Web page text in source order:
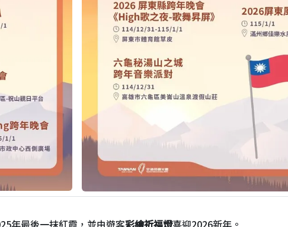
年最後一抹紅霞，並由遊客彩繪祈福燈喜迎2026新年。